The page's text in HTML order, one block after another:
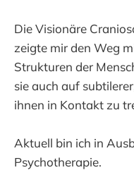
Die Visionäre
zeigte mir den Weg
Strukturen der
sie auch auf
ihnen in Kontakt zu
Aktuell bin ich in
Psychotherapie.